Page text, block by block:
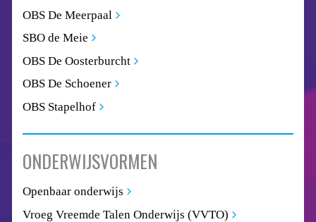
OBS De Meerpaal
SBO de Meie
OBS De Oosterburcht
OBS De Schoener
OBS Stapelhof
ONDERWIJSVORMEN
Openbaar onderwijs
Vroeg Vreemde Talen Onderwijs (VVTO)